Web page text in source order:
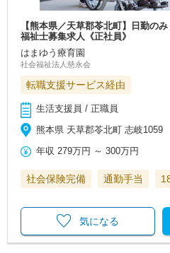
【熊本県／天草郡苓北町】日勤の
福祉士募集求人《正社員》
はまゆう療育園
社会福祉法人慈永会
転職支援サービス経由
生活支援員 / 正職員
熊本県 天草郡苓北町 志岐1059
年収 279万円 ～300万円
社会保険完備 通勤手当
気になる